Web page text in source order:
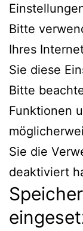
Bitte
Ihres
Sie diese
Bitte
Funktionen
Sie die
deaktiviert